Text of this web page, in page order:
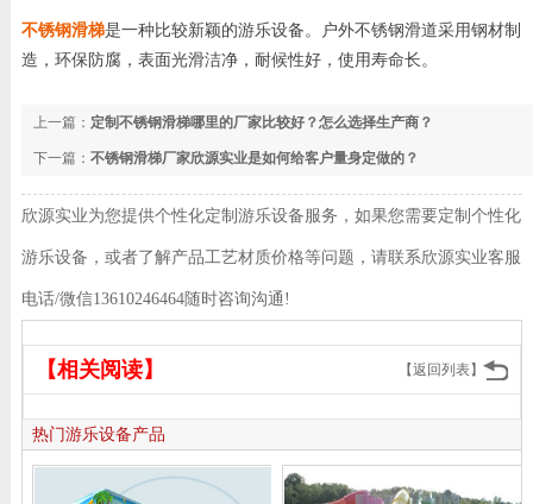
不锈钢滑梯是一种比较新颖的游乐设备。户外不锈钢滑道采用钢材制
造，环保防腐，表面光滑洁净，耐候性好，使用寿命长。
上一篇： 定制不锈钢滑梯哪里的厂家比较好？怎么选择生产商？
下一篇： 不锈钢滑梯厂家欣源实业是如何给客户量身定做的？
欣源实业为您提供个性化定制游乐设备服务，如果您需要定制个性化
游乐设备，或者了解产品工艺材质价格等问题，请联系欣源实业客服
电话/微信13610246464随时咨询沟通!
【返回列表】
【相关阅读】
热门游乐设备产品